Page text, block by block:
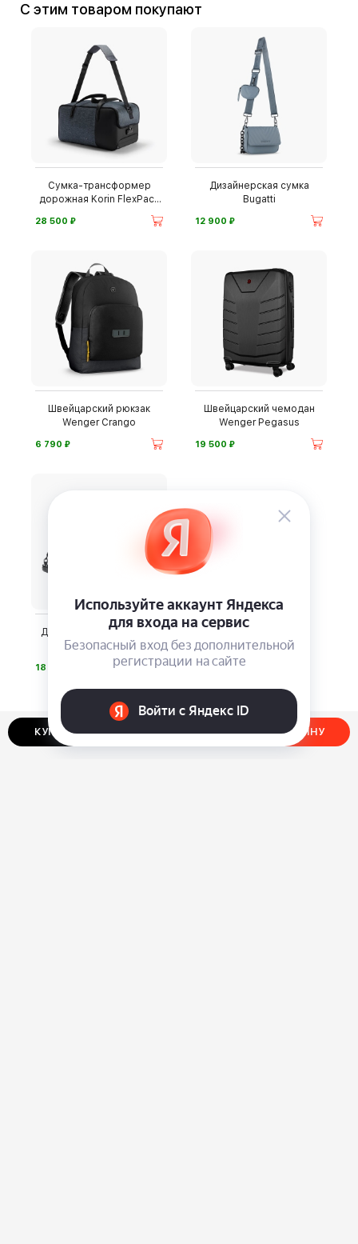
КУПИТЬ В ОДИН КЛИК ДОБАВИТЬ В КОРЗИНУ
С этим товаром покупают
Сумка-трансформер
дорожная Korin FlexPack
28 500 ⃏
Дизайнерская сумка
Bugatti
12 900 ⃏
Швейцарский рюкзак
Wenger Crango
6 790 ⃏
Швейцарский чемодан
Wenger Pegasus
19 500 ⃏
Дорожная сумка Bugatti
Domani Blanc
18 880